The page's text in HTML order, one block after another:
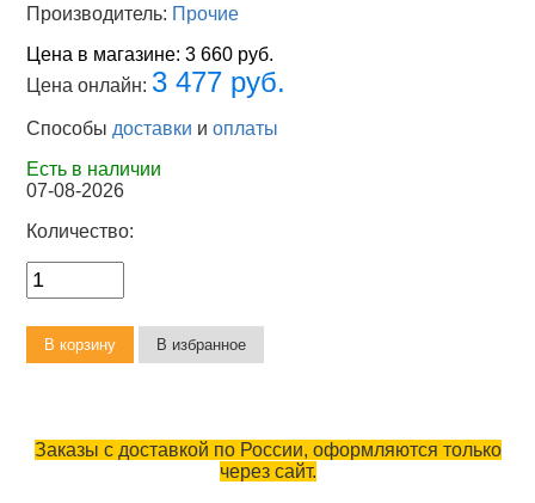
Производитель: Прочие
Цена в магазине:3 660 руб.
Цена онлайн: 3 477 руб.
Способы доставки иоплаты
Есть в наличии
07-08-2026
Количество:
Заказы с доставкой по России, оформляются только
через сайт.